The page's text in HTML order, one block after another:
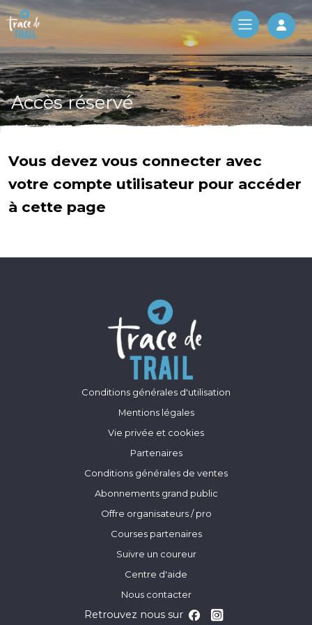
Log
Accès réservé
Vous devez vous connecter avec
votre compte utilisateur pour accéder
à cette page
Conditions générales d'utilisation
Mentions légales
Vie privée et cookies
Partenaires
Conditions générales de ventes
Abonnements grand public
Offre organisateurs / pro
Courses partenaires
Suivre un coureur
Centre d'aide
Nous contacter
Retrouvez nous sur